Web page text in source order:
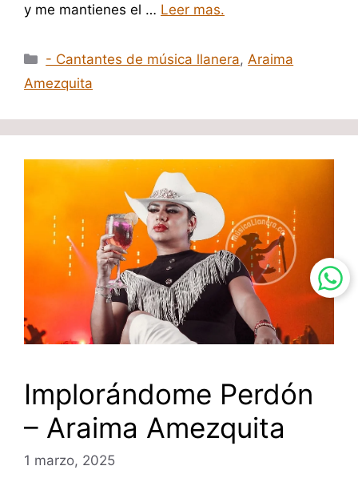
y me mantienes el … Leer mas.
Categorías
- Cantantes de música llanera, Araima
Amezquita
Implorándome Perdón
– Araima Amezquita
1 marzo, 2025